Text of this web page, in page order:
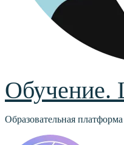
Обучение.
Образовательная платформа